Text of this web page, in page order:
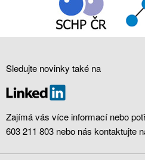
Sledujte novinky také na
Zajímá vás více informací nebo
603 211 803 nebo nás kontaktujte